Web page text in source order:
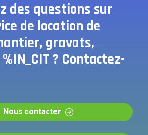
des questions sur
de location de
gravats,
? Contactez-
Nous contacter